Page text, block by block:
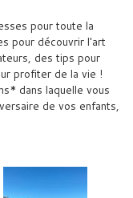
pour toute la
pour découvrir l'art
des tips pour
profiter de la vie !
dans laquelle vous
de vos enfants,